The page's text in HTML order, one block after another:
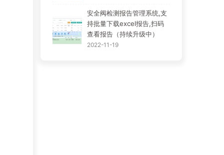
安全阀检测报告管理系统,支
持批量下载excel报告,扫码
查看报告（持续升级中）
2022-11-19